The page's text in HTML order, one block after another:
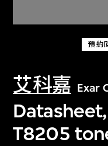
預約
艾科嘉 Exar
T8205
關於M+藏品
探索世界頂級
文化藏品。